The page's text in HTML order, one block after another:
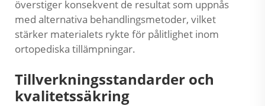
överstiger konsekvent de resultat som uppnås
med alternativa behandlingsmetoder, vilket
stärker materialets rykte för pålitlighet inom
ortopediska tillämpningar.
Tillverkningsstandarder och
kvalitetssäkring